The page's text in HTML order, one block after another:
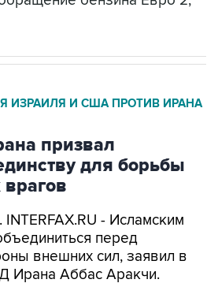
ИЗРАИЛЯ И США ПРОТИВ ИРАНА
призвал
для борьбы
INTERFAX.RU - Исламским
перед
внешних сил, заявил в
Ирана Аббас Аракчи.